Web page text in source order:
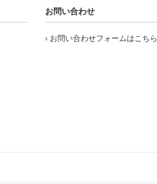
お問い合わせ
お問い合わせフォームはこちら